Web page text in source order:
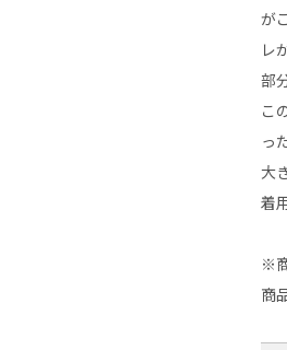
が
レ
部
こ
っ
大
着
※
商